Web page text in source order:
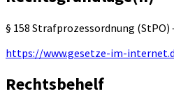
§ 158 Strafprozessordnung
https://www.gesetze-im-
Rechtsbehelf